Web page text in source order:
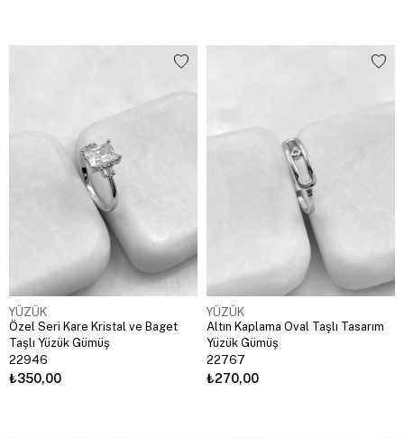
YÜZÜK
Özel Seri Kare Kristal ve Baget
Taşlı Yüzük Gümüş
22946
₺350,00
YÜZÜK
Altın Kaplama Oval Taşlı Tasarım
Yüzük Gümüş
22767
₺270,00